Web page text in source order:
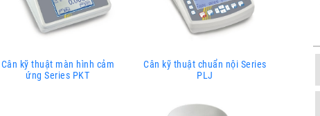
Cân kỹ thuật màn hình cảm
ứng Series PKT
Cân kỹ thuật chuẩn nội Series
PLJ